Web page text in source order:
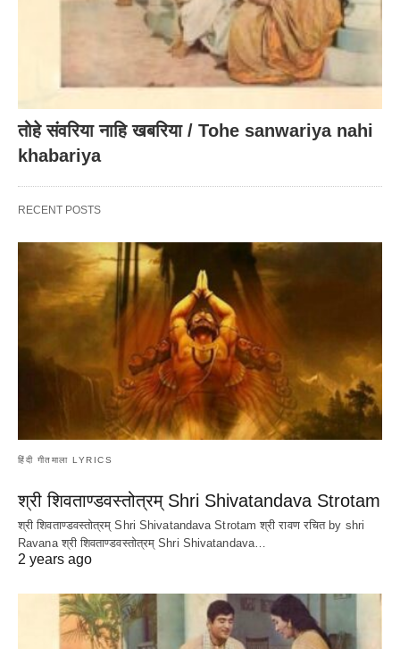
तोहे संवरिया नाहि खबरिया / Tohe sanwariya nahi
khabariya
RECENT POSTS
हिंदी गीतमाला LYRICS
श्री शिवताण्डवस्तोत्रम् Shri Shivatandava Strotam
श्री शिवताण्डवस्तोत्रम् Shri Shivatandava Strotam श्री रावण रचित by shri
Ravana श्री शिवताण्डवस्तोत्रम् Shri Shivatandava…
2 years ago